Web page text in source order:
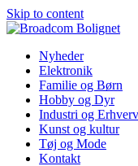
Skip to content
NyhederNyheder
Elektronik
Familie og Børn
Hobby og Dyr
Industri og Erhverv
Kunst og kultur
Tøj og Mode
Kontakt